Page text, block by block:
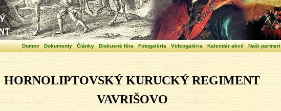
Domov Dokumenty Články Diskusné fóra Fotogaléria Videogaléria Kalendár akcií Naši partneri
HORNOLIPTOVSKÝ KURUCKÝ REGIMENT
VAVRIŠOVO